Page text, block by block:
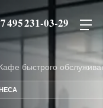
495 231-03-29
быстрого